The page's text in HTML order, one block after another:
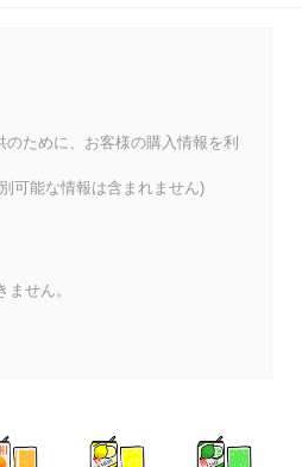
ために、お客様の購入情報を利
可能な情報は含まれません)
せん。